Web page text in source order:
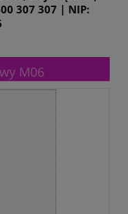
307 307 | NIP:
M06